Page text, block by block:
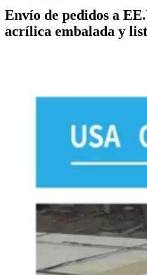
Envío de pedidos a
acrílica embalada y